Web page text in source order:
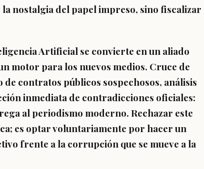
nostalgia del papel impreso, sino fiscalizar
Artificial se convierte en un aliado
motor para los nuevos medios. Cruce de
contratos públicos sospechosos, análisis
inmediata de contradicciones oficiales:
al periodismo moderno. Rechazar este
es optar voluntariamente por hacer un
frente a la corrupción que se mueve a la